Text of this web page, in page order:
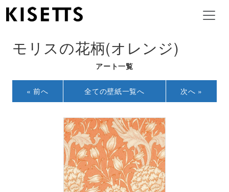
モリスの花柄(オレンジ)
アート一覧
« 前へ 全ての壁紙一覧へ 次へ »